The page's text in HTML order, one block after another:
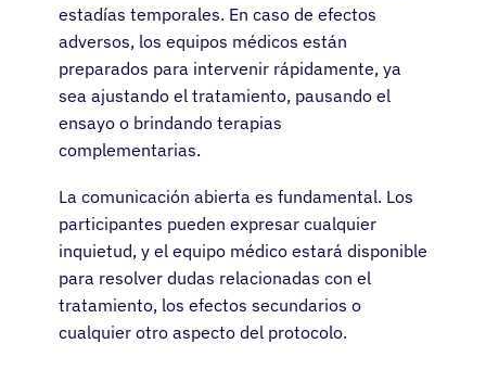
Acerca de
Iniciar sesión
Español
estadías temporales. En caso de efectos
adversos, los equipos médicos están
preparados para intervenir rápidamente, ya
sea ajustando el tratamiento, pausando el
ensayo o brindando terapias
complementarias.
La comunicación abierta es fundamental. Los
participantes pueden expresar cualquier
inquietud, y el equipo médico estará disponible
para resolver dudas relacionadas con el
tratamiento, los efectos secundarios o
cualquier otro aspecto del protocolo.